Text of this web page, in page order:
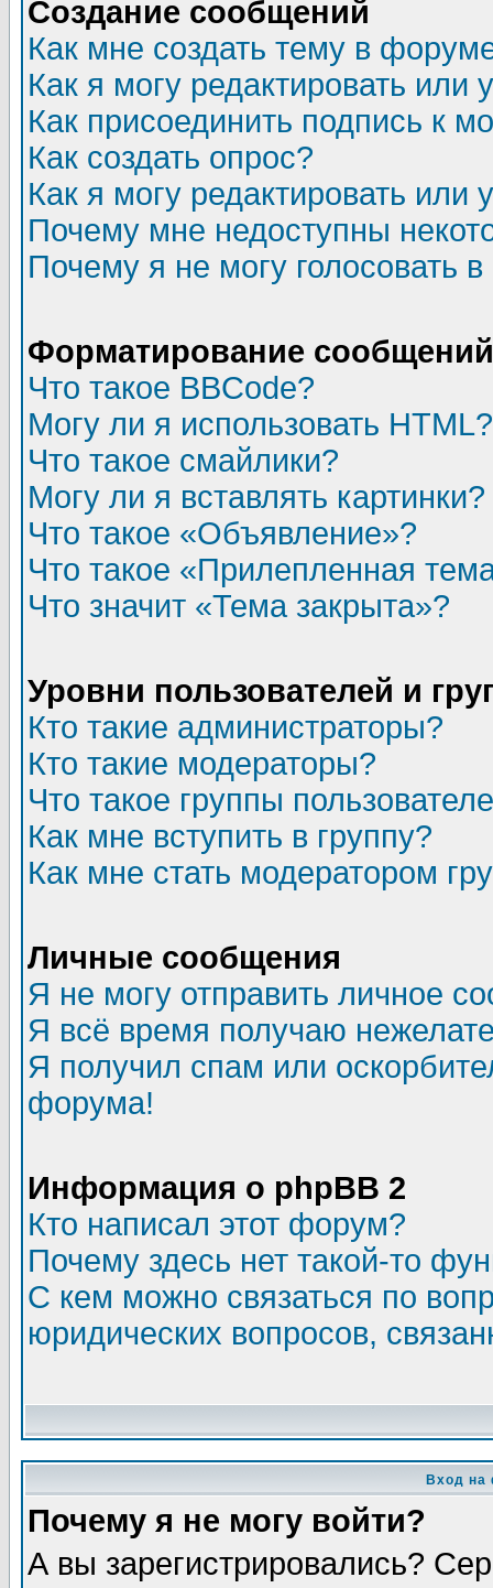
Создание сообщений
Как мне создать тему в
Как я могу редактировать или
Как присоединить подпись к
Как создать опрос?
Как я могу редактировать или
Почему мне недоступны
Почему я не могу голосовать
Форматирование
Что такое BBCode?
Могу ли я использовать HTML?
Что такое смайлики?
Могу ли я вставлять картинки?
Что такое «Объявление»?
Что такое «Прилепленная
Что значит «Тема закрыта»?
Уровни пользователей и
Кто такие администраторы?
Кто такие модераторы?
Что такое группы
Как мне вступить в группу?
Как мне стать модератором
Личные сообщения
Я не могу отправить личное
Я всё время получаю
Я получил спам или
форума!
Информация о phpBB 2
Кто написал этот форум?
Почему здесь нет такой-то
С кем можно связаться по
юридических вопросов,
Вход на
Почему я не могу войти?
А вы зарегистрировались?